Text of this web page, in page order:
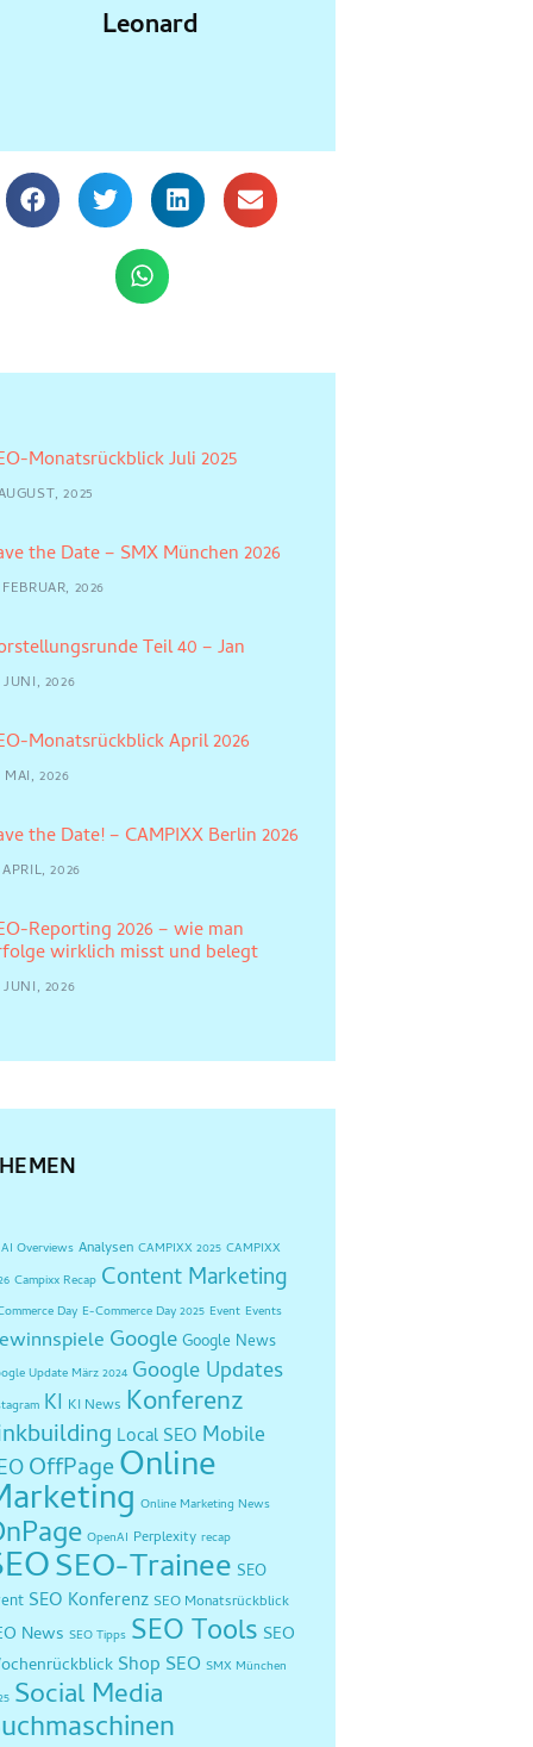
Leonard
Monatsrückblick Juli 2025
2025
the Date – SMX München 2026
2026
Teil 40 – Jan
JUNI, 2026
Monatsrückblick April 2026
MAI, 2026
the Date! – CAMPIXX Berlin 2026
2026
Reporting 2026 – wie man
wirklich misst und belegt
JUNI, 2026
AI Overviews Analysen CAMPIXX 2025 CAMPIXX
Campixx Recap Content Marketing
Day E-Commerce Day 2025 Event Events
Google Google News
Update März 2024 Google Updates
KI KI News Konferenz
Local SEO Mobile
OffPageOnline
Online Marketing News
OpenAI Perplexity recap
SEO-Trainee SEO
SEO Konferenz SEO Monatsrückblick
News SEO Tipps SEO Tools SEO
Shop SEO SMX München
Social Media